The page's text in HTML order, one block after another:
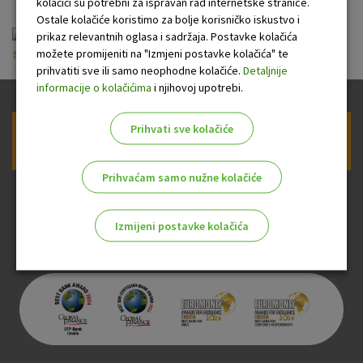
Izvadak iz Odluke o naknadama za potrosace -
sefovi 01012024.pdf
Prijava na newsletter OTP banke
Ostale kolačiće koristimo za bolje korisničko iskustvo i
prikaz relevantnih oglasa i sadržaja. Postavke kolačića
možete promijeniti na "Izmjeni postavke kolačića" te
prihvatiti sve ili samo neophodne kolačiće. Detaljnije
informacije o kolačićima i njihovoj upotrebi.
Prihvati sve kolačiće
Prihvaćam samo nužne kolačiće
Izmijeni postavke kolačića